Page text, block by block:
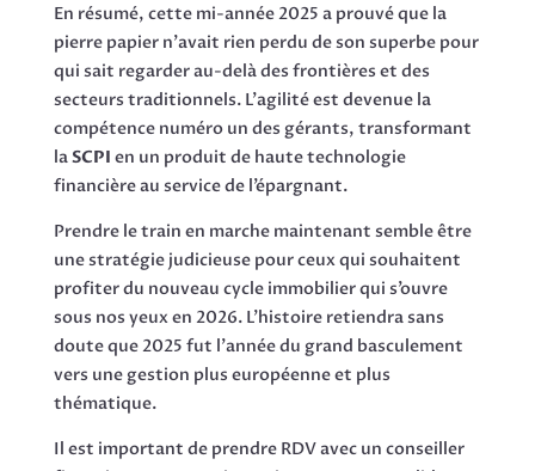
En résumé, cette mi-année 2025 a prouvé que la
pierre papier n’avait rien perdu de son superbe pour
qui sait regarder au-delà des frontières et des
secteurs traditionnels. L’agilité est devenue la
compétence numéro un des gérants, transformant
laSCPI en un produit de haute technologie
financière au service de l’épargnant.
Prendre le train en marche maintenant semble être
une stratégie judicieuse pour ceux qui souhaitent
profiter du nouveau cycle immobilier qui s’ouvre
sous nos yeux en 2026. L’histoire retiendra sans
doute que 2025 fut l’année du grand basculement
vers une gestion plus européenne et plus
thématique.
Il est important de prendre RDV avec un conseiller